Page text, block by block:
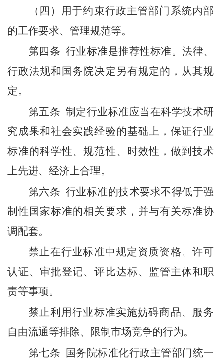
（四）用于约束行政主管部门系统内部
的工作要求、管理规范等。
第四条 行业标准是推荐性标准。法律、
行政法规和国务院决定另有规定的，从其规
定。
第五条 制定行业标准应当在科学技术研
究成果和社会实践经验的基础上，保证行业
标准的科学性、规范性、时效性，做到技术
上先进、经济上合理。
第六条 行业标准的技术要求不得低于强
制性国家标准的相关要求，并与有关标准协
调配套。
禁止在行业标准中规定资质资格、许可
认证、审批登记、评比达标、监管主体和职
责等事项。
禁止利用行业标准实施妨碍商品、服务
自由流通等排除、限制市场竞争的行为。
第七条
国务院标准化行政主管部门统一